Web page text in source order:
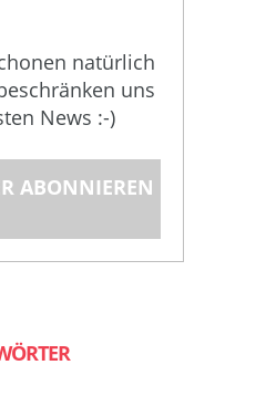
natürlich
uns
News :-)
ABONNIEREN